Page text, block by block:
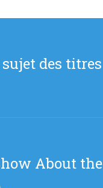
des titres
About the